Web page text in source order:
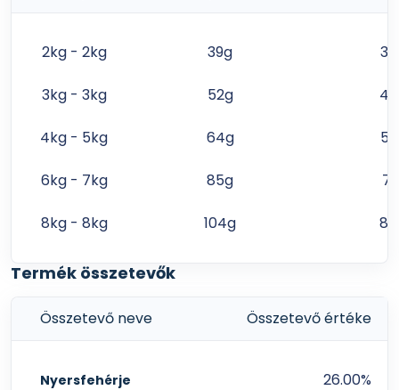
2kg - 2kg 39g
3kg - 3kg 52g
4kg - 5kg 64g
6kg - 7kg 85g
8kg - 8kg 104g
Termék összetevők
Összetevő neve Összetevő értéke
Nyersfehérje 26.00%